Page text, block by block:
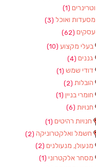
וטרינרים (1)
מסעדות ואוכל (3)
עסקים (62)
בעלי מקצוע (10)
גננים (4)
דודי שמש (1)
הובלות (2)
חומרי בניין (1)
חנויות (6)
חנויות רהיטים (1)
חשמל ואלקטרוניקה (2)
מנעולן, מנעולנים (2)
מסחר אלקטרוני (1)